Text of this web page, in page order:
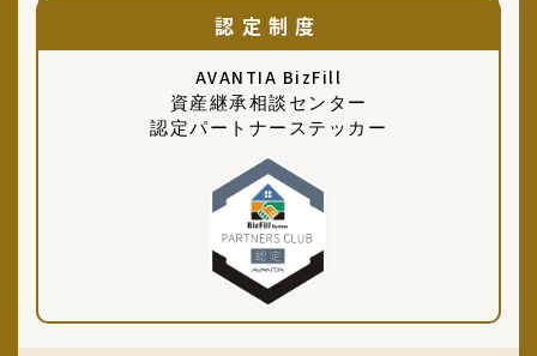
認定制度
AVANTIA BizFill
資産継承相談センター
認定パートナーステッカー